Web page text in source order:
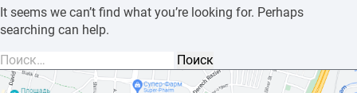
It seems we can’t find what you’re looking for. Perhaps
searching can help.
Найти: